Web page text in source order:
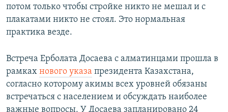
потом только чтобы стройке никто не мешал и с
плакатами никто не стоял. Это нормальная
практика везде.
Встреча Ерболата Досаева с алматинцами прошла в
рамках нового указа президента Казахстана,
согласно которому акимы всех уровней обязаны
встречаться с населением и обсуждать наиболее
важные вопросы. У Досаева запланировано 24